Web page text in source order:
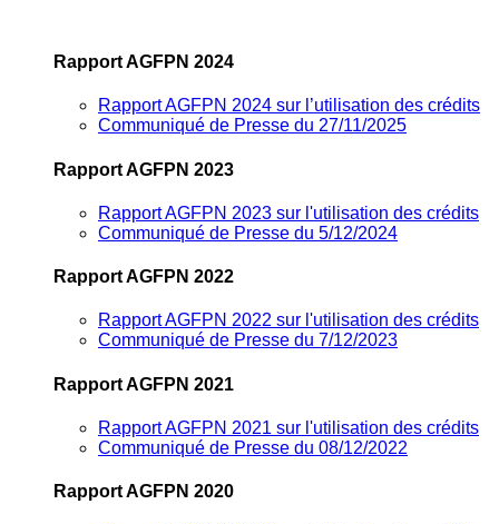
Rapport AGFPN 2024
Rapport AGFPN 2024 sur l’utilisation des crédits
Communiqué de Presse du 27/11/2025
Rapport AGFPN 2023
Rapport AGFPN 2023 sur l'utilisation des crédits
Communiqué de Presse du 5/12/2024
Rapport AGFPN 2022
Rapport AGFPN 2022 sur l'utilisation des crédits
Communiqué de Presse du 7/12/2023
Rapport AGFPN 2021
Rapport AGFPN 2021 sur l'utilisation des crédits
Communiqué de Presse du 08/12/2022
Rapport AGFPN 2020